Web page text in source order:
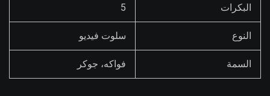
البكرات 5
النوع سلوت فيديو
السمة فواكه، جوكر